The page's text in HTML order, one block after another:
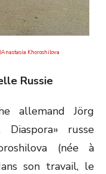
Khoroshilova
Russie
allemand Jörg
russe
(née à
son travail, le